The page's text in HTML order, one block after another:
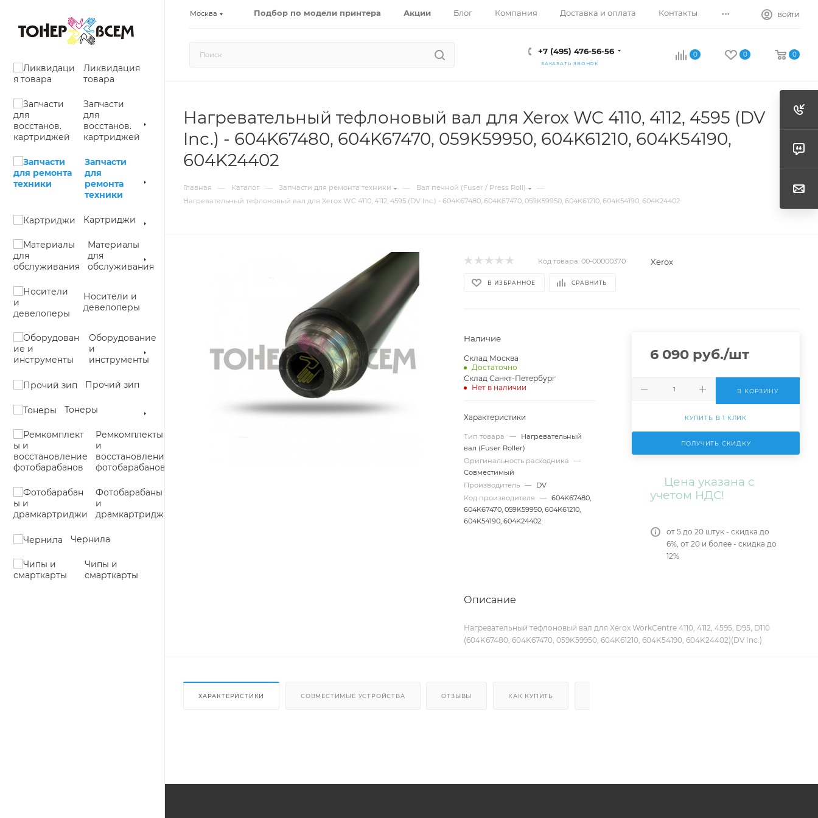
Москва Подбор по модели принтера Акции Блог Компания Доставка и оплата Контакты ... ВОЙТИ
+7 (495) 476-56-56
ЗАКАЗАТЬ ЗВОНОК
0 0 0
Ликвидация
товара
Запчасти
для
восстанов.
картриджей
Запчасти
для
ремонта
техники
Картриджи
Материалы
для
обслуживания
Носители и
девелоперы
Оборудование
и
инструменты
Прочий зип
Тонеры
Ремкомплекты
и
восстановление
фотобарабанов
Фотобарабаны
и
драмкартриджи
Чернила
Чипы и
смарткарты
Нагревательный тефлоновый вал для Xerox WC 4110, 4112, 4595 (DV
Inc.) - 604K67480, 604K67470, 059K59950, 604K61210, 604K54190,
604K24402
Главная — Каталог — Запчасти для ремонта техники — Вал печной (Fuser / Press Roll) —
Нагревательный тефлоновый вал для Xerox WC 4110, 4112, 4595 (DV Inc.) - 604K67480, 604K67470, 059K59950, 604K61210, 604K54190, 604K24402
Код товара: 00-00000370 Xerox
В ИЗБРАННОЕ СРАВНИТЬ
Наличие
Склад Москва
Достаточно
Склад Санкт-Петербург
Нет в наличии
Характеристики
Тип товара —
Нагревательный
вал (Fuser Roller)
Оригинальность расходника
—
Совместимый
Производитель
—
DV
Код производителя
—
604K67480,
604K67470, 059K59950, 604K61210,
604K54190, 604K24402
6 090 руб./шт
В КОРЗИНУ
КУПИТЬ В 1 КЛИК
ПОЛУЧИТЬ СКИДКУ
Цена указана с
учетом НДС!
от 5 до 20 штук - скидка до
6%, от 20 и более - скидка до
12%
Описание
Нагревательный тефлоновый вал для Xerox WorkCentre 4110, 4112, 4595, D95, D110
(604K67480, 604K67470, 059K59950, 604K61210, 604K54190, 604K24402)(DV Inc.)
ХАРАКТЕРИСТИКИ СОВМЕСТИМЫЕ УСТРОЙСТВА ОТЗЫВЫ КАК КУПИТЬ